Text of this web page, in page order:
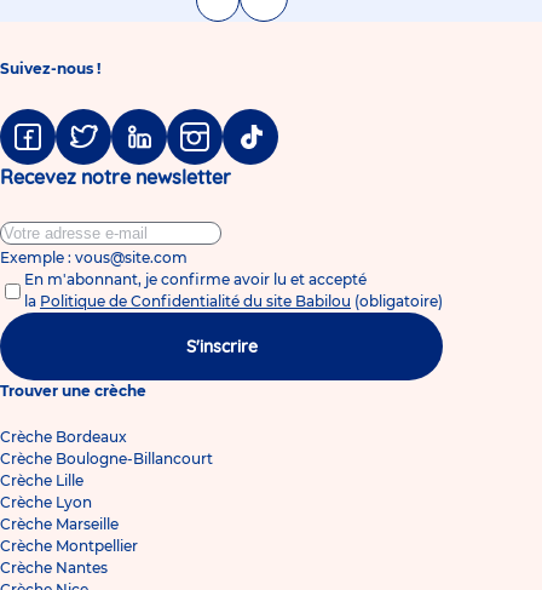
Suivez-nous !
Facebook
TwitterLinkedinInstagram
Tiktok
Recevez notre newsletter
Exemple : vous@site.com
En m'abonnant, je confirme avoir lu et accepté
la Politique de Confidentialité du site Babilou (obligatoire)
S'inscrire
Trouver une crèche
Crèche Bordeaux
Crèche Boulogne-Billancourt
Crèche Lille
Crèche Lyon
Crèche Marseille
Crèche Montpellier
Crèche Nantes